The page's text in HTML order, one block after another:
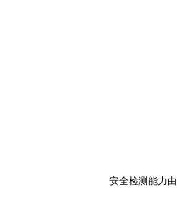
安全检测能力由